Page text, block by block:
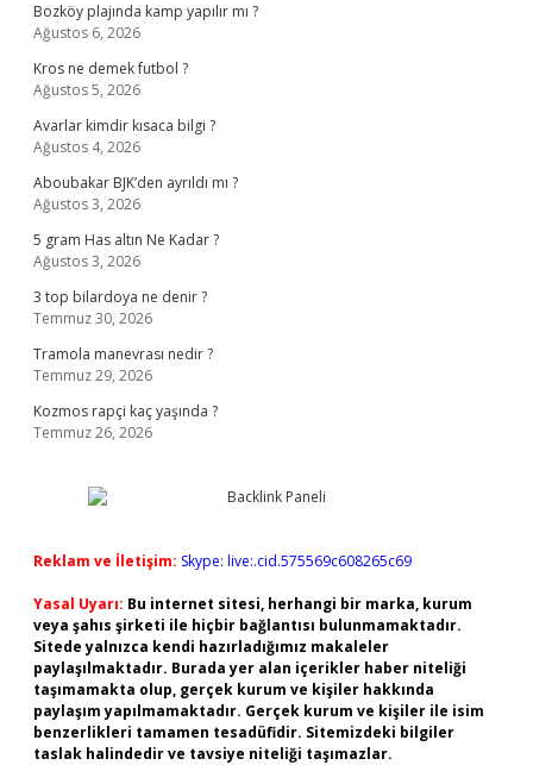
Bozköy plajında kamp yapılır mı ?
Ağustos 6, 2026
Kros ne demek futbol ?
Ağustos 5, 2026
Avarlar kimdir kısaca bilgi ?
Ağustos 4, 2026
Aboubakar BJK’den ayrıldı mı ?
Ağustos 3, 2026
5 gram Has altın Ne Kadar ?
Ağustos 3, 2026
3 top bilardoya ne denir ?
Temmuz 30, 2026
Tramola manevrası nedir ?
Temmuz 29, 2026
Kozmos rapçi kaç yaşında ?
Temmuz 26, 2026
Reklam ve İletişim: Skype: live:.cid.575569c608265c69
Yasal Uyarı: Bu internet sitesi, herhangi bir marka, kurum
veya şahıs şirketi ile hiçbir bağlantısı bulunmamaktadır.
Sitede yalnızca kendi hazırladığımız makaleler
paylaşılmaktadır. Burada yer alan içerikler haber niteliği
taşımamakta olup, gerçek kurum ve kişiler hakkında
paylaşım yapılmamaktadır. Gerçek kurum ve kişiler ile isim
benzerlikleri tamamen tesadüfidir. Sitemizdeki bilgiler
taslak halindedir ve tavsiye niteliği taşımazlar.